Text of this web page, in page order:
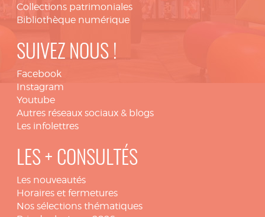
Collections patrimoniales
Bibliothèque numérique
SUIVEZ NOUS !
Facebook
Instagram
Youtube
Autres réseaux sociaux & blogs
Les infolettres
LES + CONSULTÉS
Les nouveautés
Horaires et fermetures
Nos sélections thématiques